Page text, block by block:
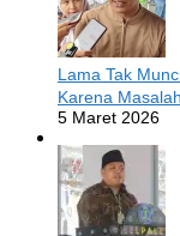
Lama Tak
Karena
5 Maret 2026